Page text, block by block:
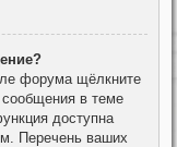
форума щёлкните
в теме
доступна
Перечень ваших